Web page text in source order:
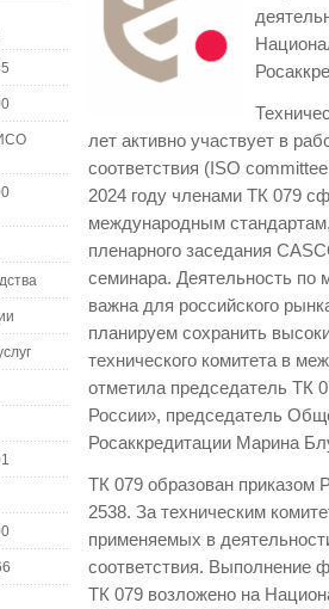
лет активно участвует в
соответствия (ISO
2024 году членами ТК 079
международным
пленарного заседания
семинара. Деятельность по
важна для российского
планируем сохранить
технического комитета в
отметила председатель ТК
России», председатель
Росаккредитации Марина
ТК 079 образован приказом
2538. За техническим
применяемых в
соответствия. Выполнение
ТК 079 возложено на